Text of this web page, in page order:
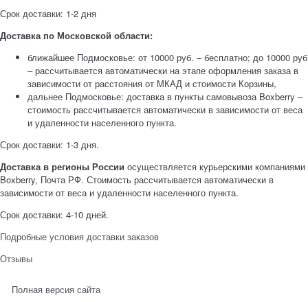
Срок доставки: 1-2 дня
Доставка по Московской области:
ближайшее Подмосковье: от 10000 руб. – бесплатно; до 10000 руб
– рассчитывается автоматически на этапе оформления заказа в
зависимости от расстояния от МКАД и стоимости Корзины,
дальнее Подмосковье: доставка в пункты самовывоза Boxberry –
стоимость рассчитывается автоматически в зависимости от веса
и удаленности населенного пункта.
Срок доставки: 1-3 дня.
Доставка в регионы России осуществляется курьерскими компаниями
Boxberry, Почта РФ. Стоимость рассчитывается автоматически в
зависимости от веса и удаленности населенного пункта.
Срок доставки: 4-10 дней.
Подробные условия доставки заказов
Отзывы
Полная версия сайта